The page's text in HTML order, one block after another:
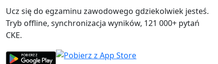
Ucz się do egzaminu zawodowego gdziekolwiek jesteś.
Tryb offline, synchronizacja wyników, 121 000+ pytań
CKE.